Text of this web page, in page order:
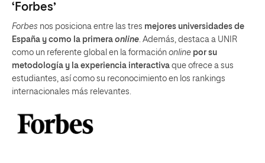
‘Forbes’
Forbes nos posiciona entre las tres mejores universidades de
España y como la primera online . Además, destaca a UNIR
como un referente global en la formación online por su
metodología y la experiencia interactiva que ofrece a sus
estudiantes, así como su reconocimiento en los rankings
internacionales más relevantes.